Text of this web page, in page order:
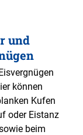
und
können
Kufen
oder Eistanz
beim